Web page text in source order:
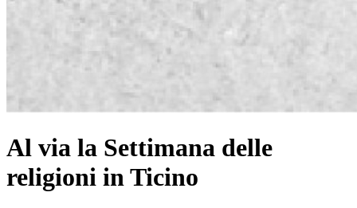
Al via la Settimana delle
religioni in Ticino